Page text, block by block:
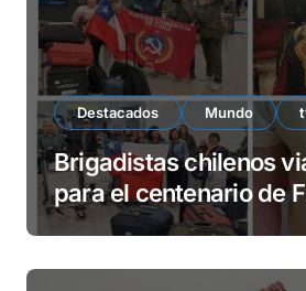
Destacados Mundo
Brigadistas chilenos
para el centenario de